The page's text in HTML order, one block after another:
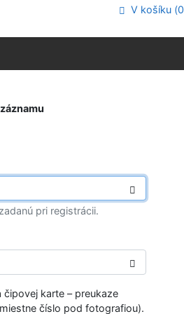
V košíku (0
pri registrácii.
čipovej karte – preukaze
číslo pod fotografiou).